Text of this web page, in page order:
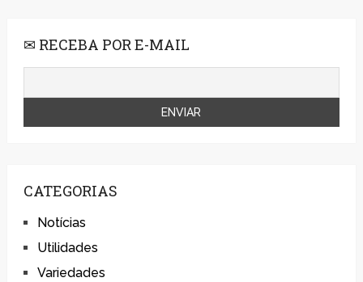
✉ RECEBA POR E-MAIL
CATEGORIAS
Notícias
Utilidades
Variedades